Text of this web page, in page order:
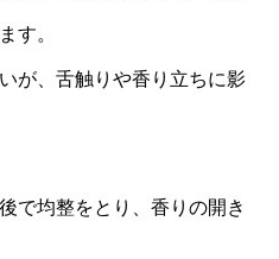
す。
が、舌触りや香り立ちに影
で均整をとり、香りの開き